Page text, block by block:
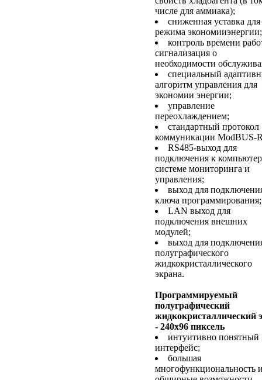
числе для аммиака);
сниженная уставка для
режима экономииэнергии;
контроль времени
сигнализация о
необходимости
специальный
алгоритм управления для
экономии энергии;
управление
переохлаждением;
стандартный протокол
коммуникации ModBUS-
RS485-выход для
подключения к
системе мониторинга и
управления;
выход для
ключа программирования;
LAN выход для
подключения внешних
модулей;
выход для
полуграфического
жидкокристаллического
экрана.
Программируемый
полуграфический
жидкокристаллический
- 240x96 пиксель
интуитивно понятный
интерфейс;
большая
многофункциональность